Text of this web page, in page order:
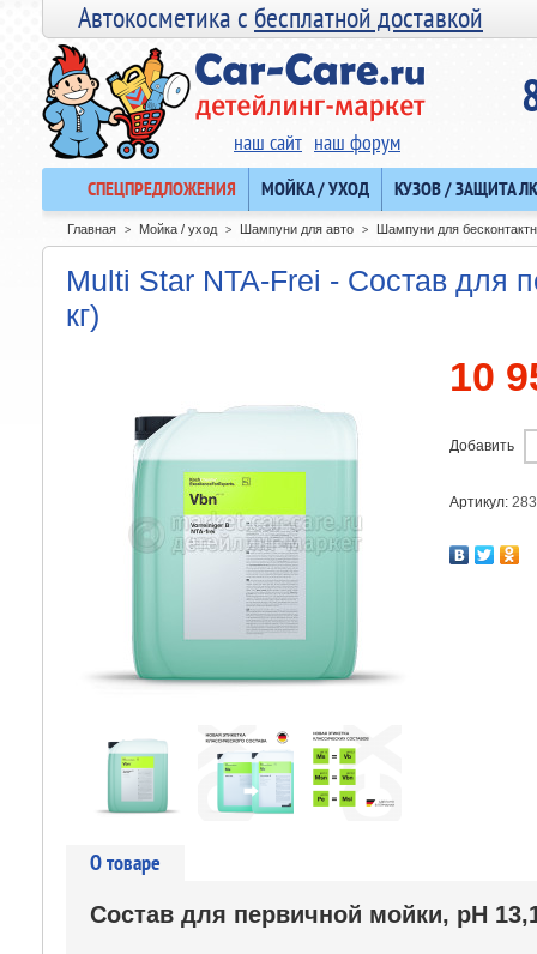
Автокосметика сбесплатной доставкой
наш сайт наш форум
СПЕЦПРЕДЛОЖЕНИЯ МОЙКА / УХОД КУЗОВ / ЗАЩИТА
Главная > Мойка / уход > Шампуни для авто > Шампуни для
Multi Star NTA-Frei - Состав для
кг)
10
Добавить
Артикул:
О товаре
Состав для первичной мойки, pH